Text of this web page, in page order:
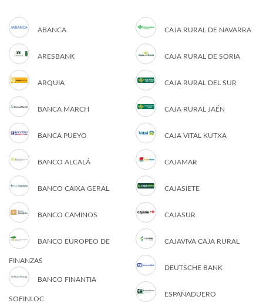
ABANCA
ARESBANK
ARQUIA
BANCA MARCH
BANCA PUEYO
BANCO ALCALÁ
BANCO CAIXA GERAL
BANCO CAMINOS
BANCO EUROPEO DE
FINANZAS
BANCO FINANTIA
SOFINLOC
CAJA RURAL DE NAVARRA
CAJA RURAL DE SORIA
CAJA RURAL DEL SUR
CAJA RURAL JAÉN
CAJA VITAL KUTXA
CAJAMAR
CAJASIETE
CAJASUR
CAJAVIVA CAJA RURAL
DEUTSCHE BANK
ESPAÑADUERO